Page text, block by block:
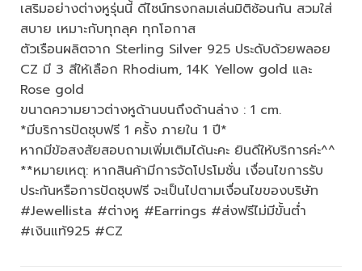
เสริมอย่างต่างหูรุ่นนี้ ดีไซน์ทรงกลมเล่นมิติซ้อนกัน สวมใส่
สบาย เหมาะกับทุกลุค ทุกโอกาส
ตัวเรือนผลิตจาก Sterling Silver 925 ประดับด้วยพลอย
CZ มี 3 สีให้เลือก Rhodium, 14K Yellow gold และ
Rose gold
ขนาดความยาวต่างหูด้านบนถึงด้านล่าง : 1 cm.
*มีบริการปัดชุบฟรี 1 ครั้ง ภายใน 1 ปี*
หากมีข้อสงสัยสอบถามเพิ่มเติมได้นะคะ ยินดีให้บริการค่ะ^^
**หมายเหตุ: หากสินค้ามีการจัดโปรโมชั่น เงื่อนไขการรับ
ประกันหรือการปัดชุบฟรี จะเป็นไปตามเงื่อนไขของบริษัท
#Jewellista #ต่างหู #Earrings #ส่งฟรีไม่มีขั้นต่ำ
#เงินแท้925 #CZ